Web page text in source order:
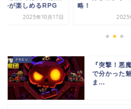
2025年9月6日
楽しむ冒険ガイド
2025
『突撃！悪
で分かった
ま...